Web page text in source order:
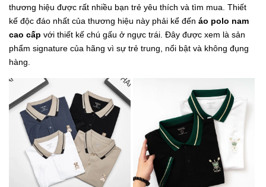
thương hiệu được rất nhiều bạn trẻ yêu thích và tìm mua. Thiết
kế độc đáo nhất của thương hiệu này phải kể đến áo polo nam
cao cấp với thiết kế chú gấu ở ngực trái. Đây được xem là sản
phẩm signature của hãng vì sự trẻ trung, nổi bật và không đụng
hàng.